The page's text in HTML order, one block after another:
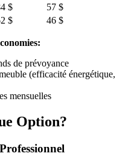
$
57 $
$ 46 $
de prévoyance
(efficacité énergétique,
mensuelles
Option?